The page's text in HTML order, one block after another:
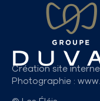
Création site
Photographie :